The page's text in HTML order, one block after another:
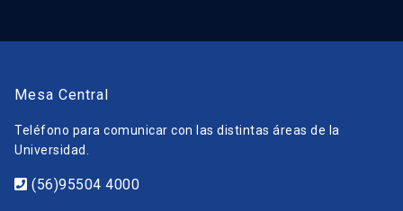
Mesa Central
Teléfono para comunicar con las distintas áreas de la
Universidad.
(56)95504 4000